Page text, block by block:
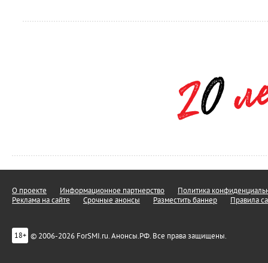
О проекте Информационное партнерство
Политика
Реклама на сайте
Срочные анонсы Разместить баннер Правила
18+ © 2006-2026 ForSMI.ru. Анонсы.РФ. Все права защищены.